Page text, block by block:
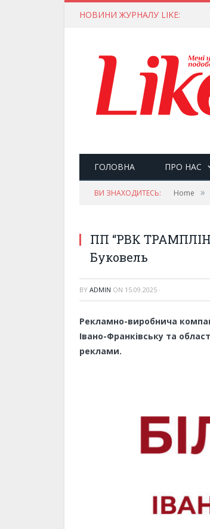
НОВИНИ ЖУРНАЛУ LIKE:
ГОЛОВНА ПРО НАС
ВИ ЗНАХОДИТЕСЬ: Home »
ПП “РВК
Буковель
BY ADMIN ON 15.09.2025 ·
Рекламно-виробнича
Івано-Франківську та
реклами.